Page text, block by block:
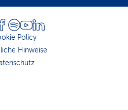
Policy
Hinweise